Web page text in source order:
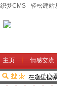
织梦CMS - 轻松建站
主页 情感交流